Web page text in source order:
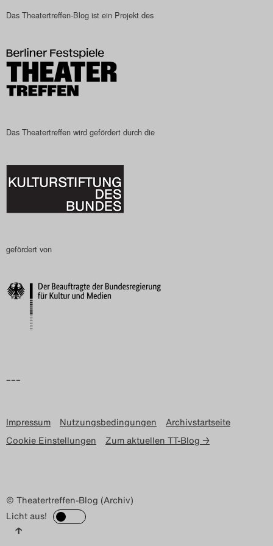
Das Theatertreffen-Blog
Das Theatertreffen-Blog
Das Theatertreffen-Blog
Das Theatertreffen-Blog
Archiv
Search
Das Theatertreffen-Blog ist ein Projekt des
Das Theatertreffen wird gefördert durch die
gefördert von
–––
Impressum Nutzungsbedingungen
Archivstartseite
Cookie Einstellungen
Zum aktuellen TT-Blog →
© Theatertreffen-Blog (Archiv)
Licht aus!
↑